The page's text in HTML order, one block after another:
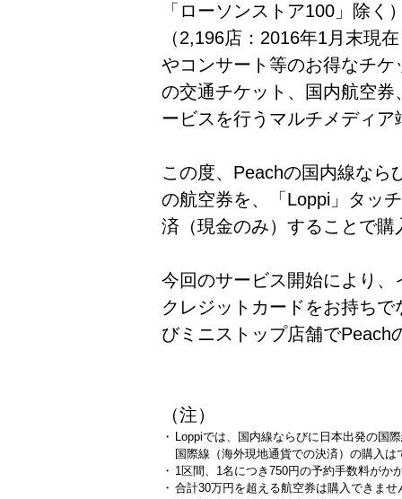
「ローソンストア100」除
（2,196店：2016年1月末現
やコンサート等のお得なチ
の交通チケット、国内航空
ービスを行うマルチメディア
この度、Peachの国内線なら
の航空券を、「Loppi」タッ
済（現金のみ）することで
今回のサービス開始により
クレジットカードをお持ち
びミニストップ店舗でPeach
（注）
・ Loppiでは、国内線ならびに日本出発の国
国際線（海外現地通貨での決済）の購入は
・ 1区間、1名につき750円の予約手数料がか
・ 合計30万円を超える航空券は購入できませ